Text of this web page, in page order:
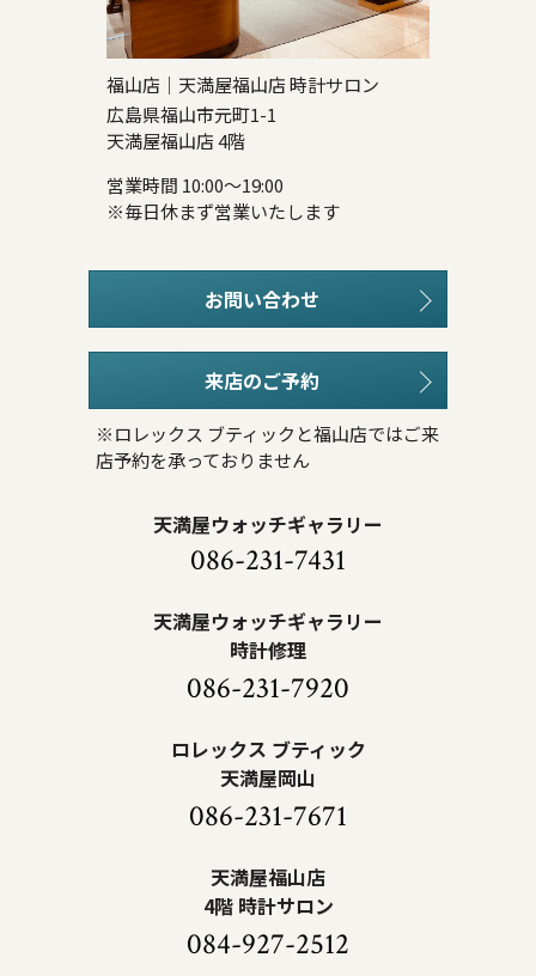
福山店｜天満屋福山店 時計サロン
広島県福山市元町1-1
天満屋福山店 4階
営業時間 10:00～19:00
※毎日休まず営業いたします
お問い合わせ
来店のご予約
※ロレックス ブティックと福山店ではご来
店予約を承っておりません
天満屋ウォッチギャラリー
086-231-7431
天満屋ウォッチギャラリー
時計修理
086-231-7920
ロレックス ブティック
天満屋岡山
086-231-7671
天満屋福山店
4階 時計サロン
084-927-2512